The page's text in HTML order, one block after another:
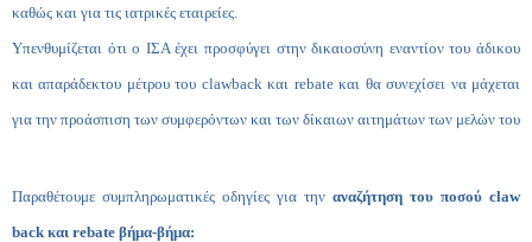
καθώς και για τις ιατρικές εταιρείες.
Υπενθυμίζεται ότι ο ΙΣΑ έχει προσφύγει στην δικαιοσύνη εναντίον του άδικου
και απαράδεκτου μέτρου του clawback και rebate και θα συνεχίσει να μάχεται
για την προάσπιση των συμφερόντων και των δίκαιων αιτημάτων των μελών του
Παραθέτουμε συμπληρωματικές οδηγίες για την αναζήτηση του ποσού claw
back και rebate βήμα-βήμα: